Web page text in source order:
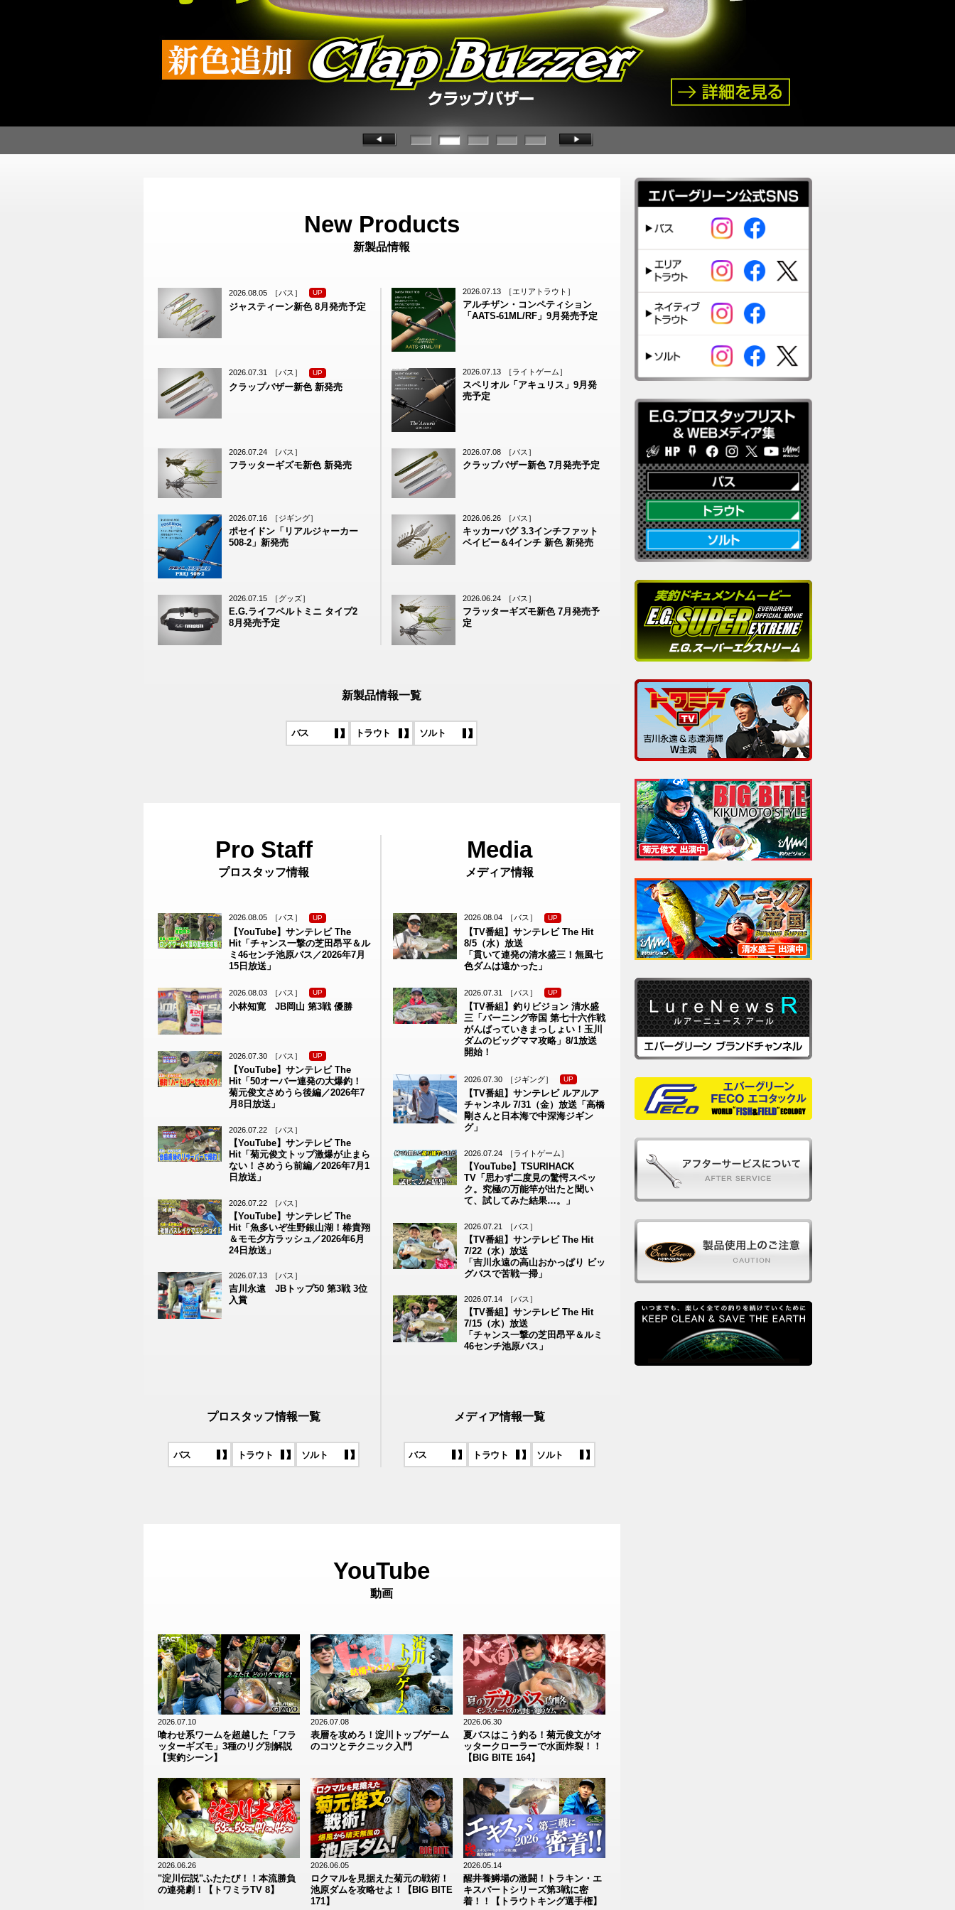
新製品情報
2026.08.05 ［バス］ UP
ジャスティーン新色 8月発売予定
2026.07.31 ［バス］ UP
クラップバザー新色 新発売
2026.07.24 ［バス］
フラッターギズモ新色 新発売
2026.07.16 ［ジギング］
ポセイドン「リアルジャーカー
508-2」新発売
2026.07.15 ［グッズ］
E.G.ライフベルトミニ タイプ2
8月発売予定
2026.07.13 ［エリアトラウト］
アルチザン・コンペティション
「AATS-61ML/RF」9月発売予定
2026.07.13 ［ライトゲーム］
スペリオル「アキュリス」9月発
売予定
2026.07.08 ［バス］
クラップバザー新色 7月発売予定
2026.06.26 ［バス］
キッカーバグ 3.3インチファット
ベイビー＆4インチ 新色 新発売
2026.06.24 ［バス］
フラッターギズモ新色 7月発売予
定
新製品情報一覧
バス トラウト ソルト
プロスタッフ情報
2026.08.05 ［バス］ UP
【YouTube】サンテレビ The
Hit「チャンス一撃の芝田昂平＆ル
ミ46センチ池原バス／2026年7月
15日放送」
2026.08.03 ［バス］ UP
小林知寛 JB岡山 第3戦 優勝
2026.07.30 ［バス］ UP
【YouTube】サンテレビ The
Hit「50オーバー連発の大爆釣！
菊元俊文さめうら後編／2026年7
月8日放送」
2026.07.22 ［バス］
【YouTube】サンテレビ The
Hit「菊元俊文トップ激爆が止まら
ない！さめうら前編／2026年7月1
日放送」
2026.07.22 ［バス］
【YouTube】サンテレビ The
Hit「魚多いぞ生野銀山湖！椿貴翔
＆モモ夕方ラッシュ／2026年6月
24日放送」
2026.07.13 ［バス］
吉川永遠 JBトップ50 第3戦 3位
入賞
プロスタッフ情報一覧
バス トラウト ソルト
メディア情報
2026.08.04 ［バス］ UP
【TV番組】サンテレビ The Hit
8/5（水）放送
「貫いて連発の清水盛三！無風七
色ダムは遠かった」
2026.07.31 ［バス］ UP
【TV番組】釣りビジョン 清水盛
三「バーニング帝国 第七十六作戦
がんばっていきまっしょい！玉川
ダムのビッグママ攻略」8/1放送
開始！
2026.07.30 ［ジギング］ UP
【TV番組】サンテレビ ルアルア
チャンネル 7/31（金）放送「高橋
剛さんと日本海で中深海ジギン
グ」
2026.07.24 ［ライトゲーム］
【YouTube】TSURIHACK
TV「思わず二度見の驚愕スペッ
ク。究極の万能竿が出たと聞い
て、試してみた結果…。」
2026.07.21 ［バス］
【TV番組】サンテレビ The Hit
7/22（水）放送
「吉川永遠の高山おかっぱり ビッ
グバスで苦戦一掃」
2026.07.14 ［バス］
【TV番組】サンテレビ The Hit
7/15（水）放送
「チャンス一撃の芝田昂平＆ルミ
46センチ池原バス」
メディア情報一覧
バス トラウト ソルト
動画
2026.07.10
喰わせ系ワームを超越した「フラ
ッターギズモ」3種のリグ別解説
【実釣シーン】
2026.07.08
表層を攻めろ！淀川トップゲーム
のコツとテクニック入門
2026.06.30
夏バスはこう釣る！菊元俊文がオ
ッタークローラーで水面炸裂！！
【BIG BITE 164】
2026.06.26
"淀川伝説"ふたたび！！本流勝負
の連発劇！【トワミラTV 8】
2026.06.05
ロクマルを見据えた菊元の戦術！
池原ダムを攻略せよ！【BIG BITE
171】
2026.05.14
醒井養鱒場の激闘！トラキン・エ
キスパートシリーズ第3戦に密
着！！【トラウトキング選手権】